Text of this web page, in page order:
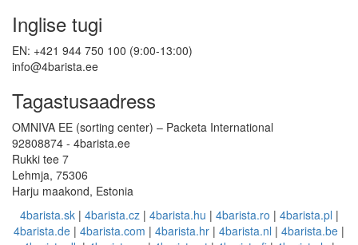
Inglise tugi
EN: +421 944 750 100 (9:00-13:00)
info@4barista.ee
Tagastusaadress
OMNIVA EE (sorting center) – Packeta International
92808874 - 4barista.ee
Rukki tee 7
Lehmja, 75306
Harju maakond, Estonia
4barista.sk| 4barista.cz| 4barista.hu | 4barista.ro | 4barista.pl |
4barista.de | 4barista.com | 4barista.hr | 4barista.nl | 4barista.be |